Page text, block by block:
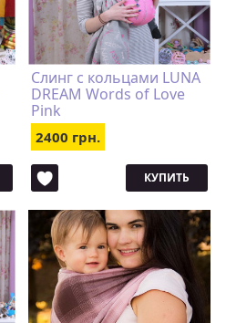
Cлинг с кольцами LUNA
DREAM Words of Love
Pink
2400 грн.
КУПИТЬ